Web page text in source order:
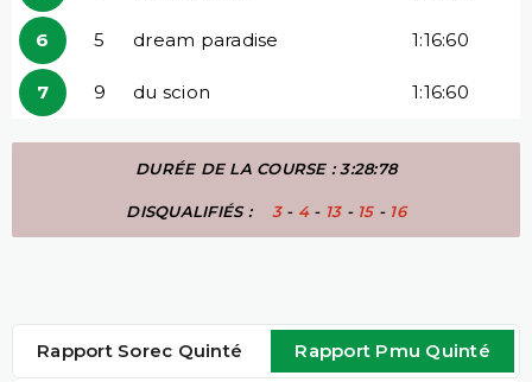
6 5 dream paradise 1:16:60
7 9 du scion 1:16:60
DURÉE DE LA COURSE : 3:28:78
DISQUALIFIÉS : 3- 4- 13- 15- 16
Rapport Sorec Quinté Rapport Pmu Quinté